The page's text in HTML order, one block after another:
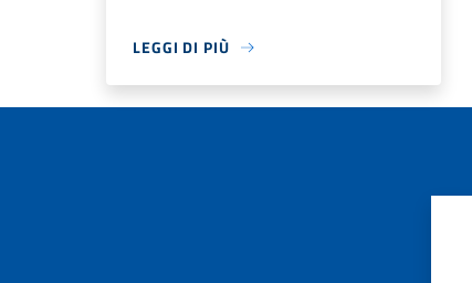
LEGGI DI PIÙ